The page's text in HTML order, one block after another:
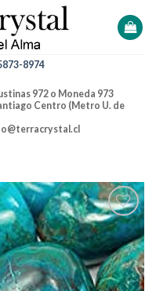
8974
o Moneda 973
(Metro U. de
Añadir
a la
lista de
deseos